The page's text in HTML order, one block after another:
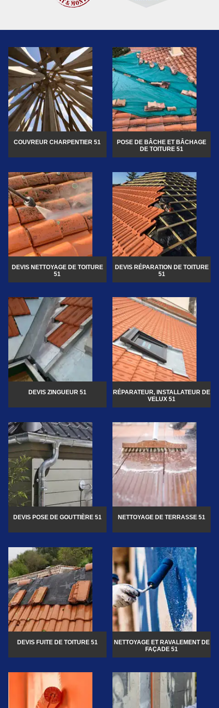
COUVREUR CHARPENTIER 51
POSE DE BÂCHE ET BÂCHAGE
DE TOITURE 51
DEVIS NETTOYAGE DE TOITURE
51
DEVIS RÉPARATION DE TOITURE
51
DEVIS ZINGUEUR 51
RÉPARATEUR, INSTALLATEUR DE
VELUX 51
DEVIS POSE DE GOUTTIÈRE 51 NETTOYAGE DE TERRASSE 51
DEVIS FUITE DE TOITURE 51
NETTOYAGE ET RAVALEMENT DE
FAÇADE 51